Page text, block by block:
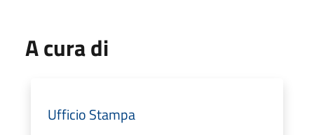
A cura di
Ufficio Stampa